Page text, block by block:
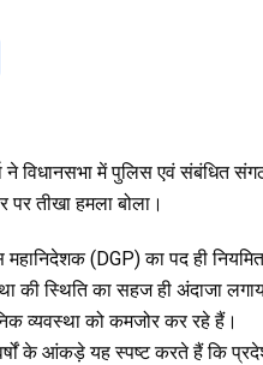
eने विधानसभा में पुलिस एवं संबंधित
तीखा हमला बोला।
(DGP) का पद ही
की स्थिति का सहज ही अंदाजा
व्यवस्था को कमजोर कर रहे हैं।
के आंकड़े यह स्पष्ट करते हैं कि